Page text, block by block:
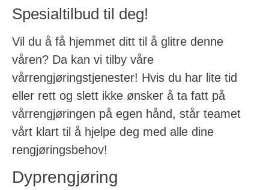
Spesialtilbud til deg!
Vil du å få hjemmet ditt til å glitre denne
våren? Da kan vi tilby våre
vårrengjøringstjenester! Hvis du har lite tid
eller rett og slett ikke ønsker å ta fatt på
vårrengjøringen på egen hånd, står teamet
vårt klart til å hjelpe deg med alle dine
rengjøringsbehov!
Dyprengjøring